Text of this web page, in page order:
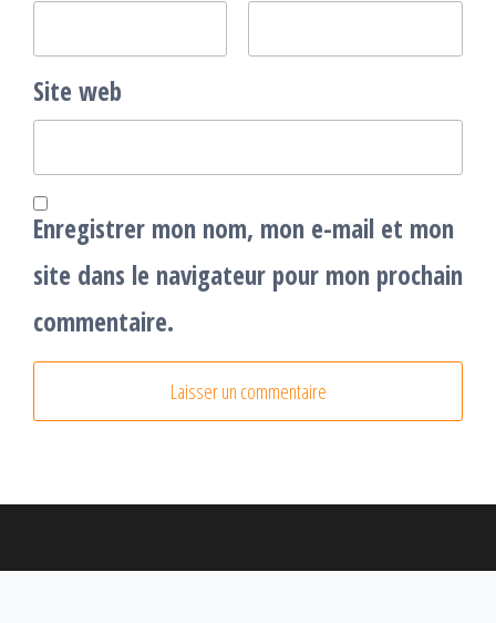
Site web
Enregistrer mon nom, mon e-mail et mon
site dans le navigateur pour mon prochain
commentaire.